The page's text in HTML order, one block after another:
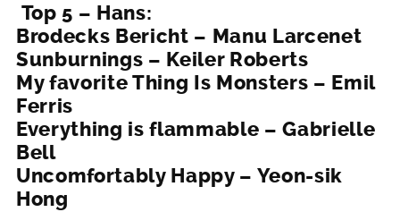
Top 5 – Hans:
Brodecks Bericht – Manu Larcenet
Sunburnings – Keiler Roberts
My favorite Thing Is Monsters – Emil
Ferris
Everything is flammable – Gabrielle
Bell
Uncomfortably Happy – Yeon-sik
Hong